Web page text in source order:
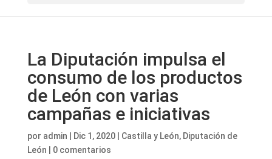
La Diputación impulsa el
consumo de los productos
de León con varias
campañas e iniciativas
por admin Dic 1, 2020| Castilla y León, Diputación de
León
0 comentarios